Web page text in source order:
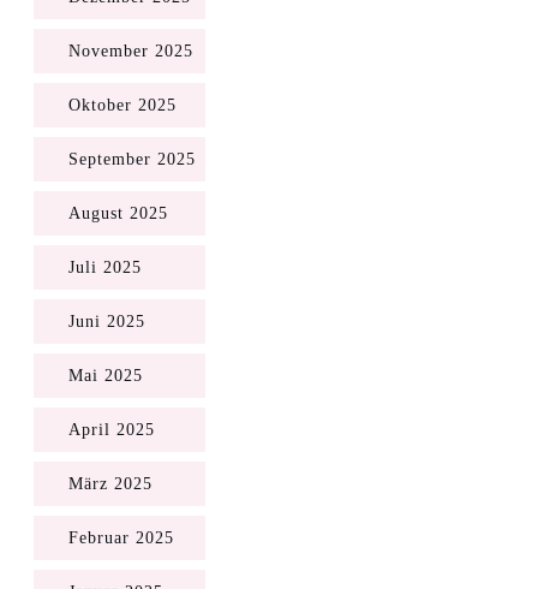
November 2025
Oktober 2025
September 2025
August 2025
Juli 2025
Juni 2025
Mai 2025
April 2025
März 2025
Februar 2025